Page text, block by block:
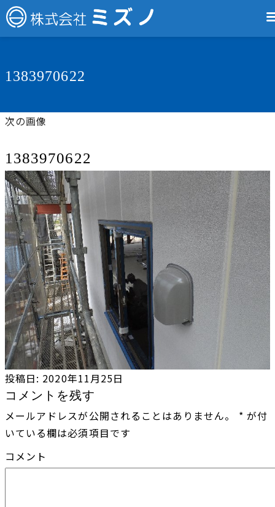
1383970622
次の画像
1383970622
投稿日: 2020年11月25日
コメントを残す
メールアドレスが公開されることはありません。 * が付
いている欄は必須項目です
コメント